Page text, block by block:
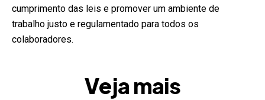
cumprimento das leis e promover um ambiente de
trabalho justo e regulamentado para todos os
colaboradores.
Veja mais